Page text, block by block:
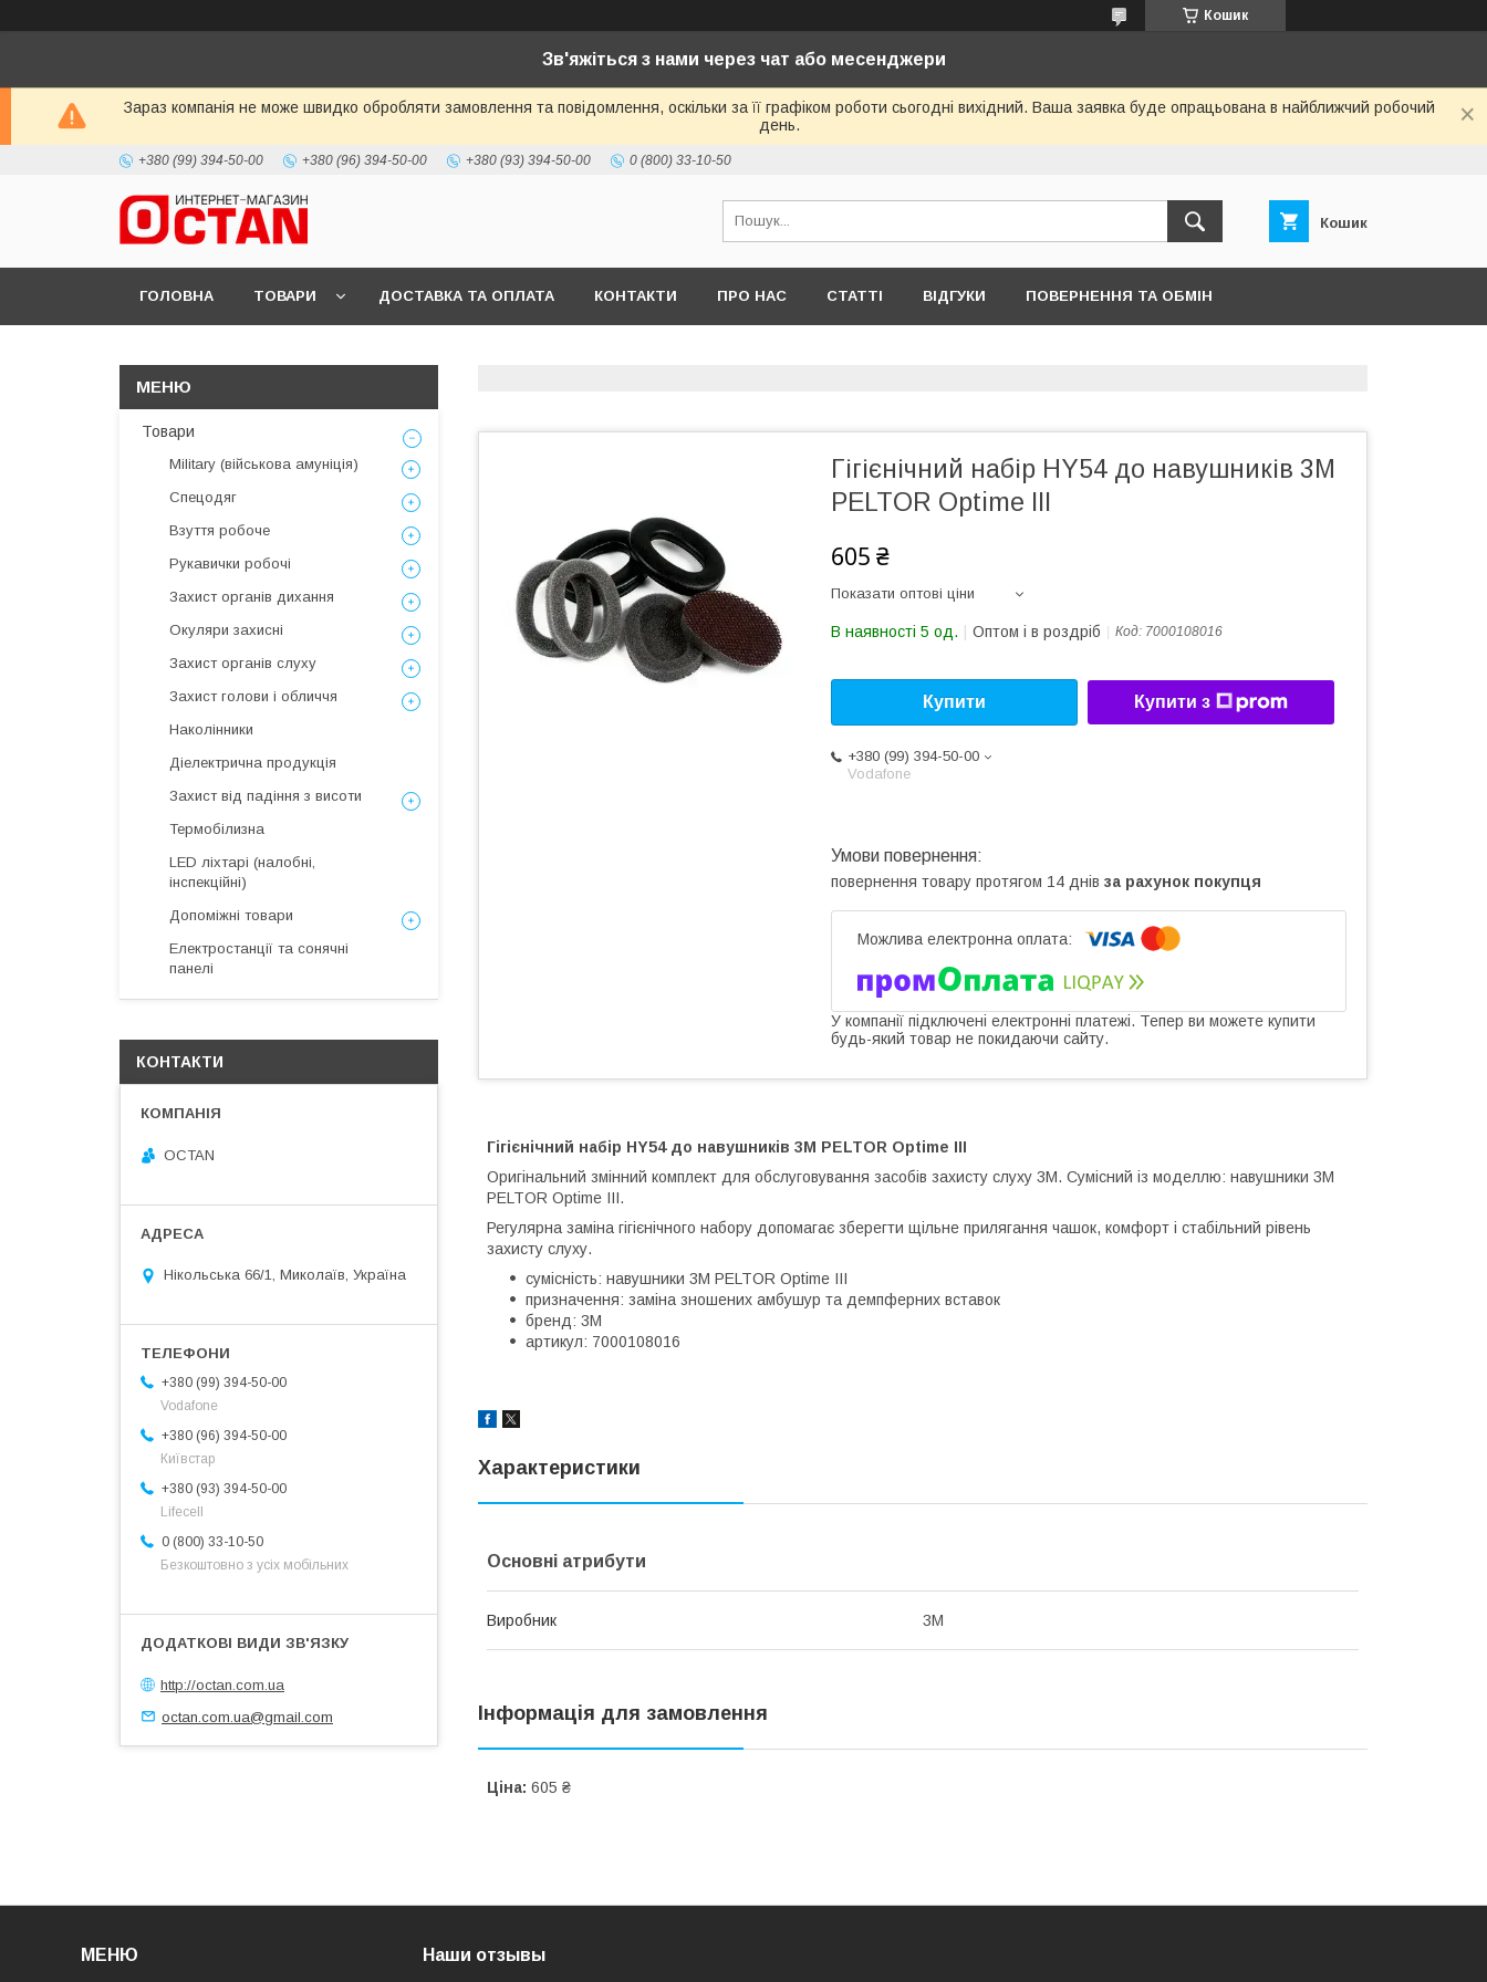
Кошик
Зв'яжіться з нами через чат або месенджери
Зараз компанія не може швидко обробляти замовлення та повідомлення, оскільки за її графіком роботи сьогодні вихідний. Ваша заявка буде опрацьована в найближчий робочий
день.
+380 (99) 394-50-00 +380 (96) 394-50-00 +380 (93) 394-50-00 0 (800) 33-10-50
Кошик
ГОЛОВНА ТОВАРИ ДОСТАВКА ТА ОПЛАТА КОНТАКТИ ПРО НАС СТАТТІ ВІДГУКИ ПОВЕРНЕННЯ ТА ОБМІН
Гігієнічний набір HY54 до навушників 3M
PELTOR Optime III
605 ₴
Показати оптові ціни
В наявності 5 од. Оптом і в роздріб Код: 7000108016
Купити Купити з
+380 (99) 394-50-00
Vodafone
повернення товару протягом 14 днів за рахунок покупця
У компанії підключені електронні платежі. Тепер ви можете купити
будь-який товар не покидаючи сайту.
Гігієнічний набір HY54 до навушників 3M PELTOR Optime III
Оригінальний змінний комплект для обслуговування засобів захисту слуху 3M. Сумісний із моделлю: навушники 3M
PELTOR Optime III.
Регулярна заміна гігієнічного набору допомагає зберегти щільне прилягання чашок, комфорт і стабільний рівень
захисту слуху.
сумісність: навушники 3M PELTOR Optime III
призначення: заміна зношених амбушур та демпферних вставок
бренд: 3M
артикул: 7000108016
Характеристики
Основні атрибути
Виробник 3М
Інформація для замовлення
Ціна: 605 ₴
Товари
Military (військова амуніція)
Спецодяг
Взуття робоче
Рукавички робочі
Захист органів дихання
Окуляри захисні
Захист органів слуху
Захист голови і обличчя
Наколінники
Діелектрична продукція
Захист від падіння з висоти
Термобілизна
LED ліхтарі (налобні,
інспекційні)
Допоміжні товари
Електростанції та сонячні
панелі
КОНТАКТИ
OCTAN
Нікольська 66/1, Миколаїв, Україна
+380 (99) 394-50-00
Vodafone
+380 (96) 394-50-00
Київстар
+380 (93) 394-50-00
Lifecell
0 (800) 33-10-50
Безкоштовно з усіх мобільних
http://octan.com.ua
octan.com.ua@gmail.com
МЕНЮ Наши отзывы